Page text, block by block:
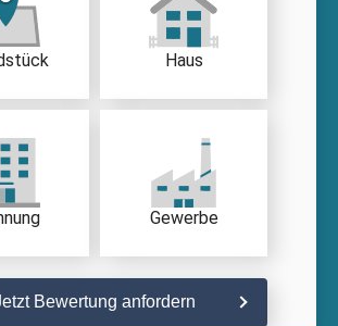
Haus
Gewerbe
Bewertung anfordern